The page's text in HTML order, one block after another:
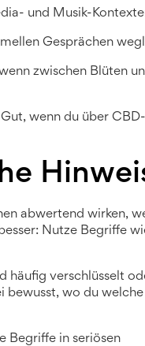
und Musik-
Gesprächen
zwischen Blüten
wenn du über
abwertend wirken,
Nutze Begriffe
häufig verschlüsselt
bewusst, wo du
Begriffe in seriösen